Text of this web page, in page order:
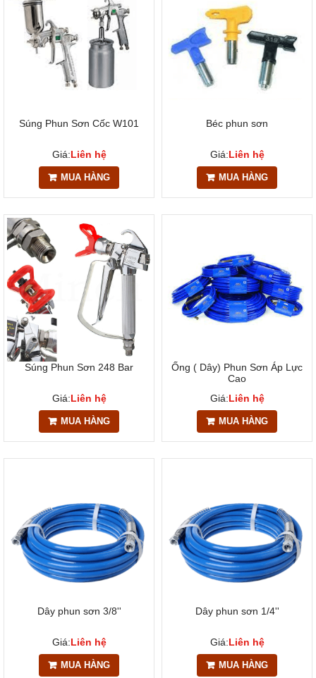
Súng Phun Sơn Cốc W101
Giá:Liên hệ
MUA HÀNG
Béc phun sơn
Giá:Liên hệ
MUA HÀNG
Súng Phun Sơn 248 Bar
Giá:Liên hệ
MUA HÀNG
Ống ( Dây) Phun Sơn Áp Lực
Cao
Giá:Liên hệ
MUA HÀNG
Dây phun sơn 3/8''
Giá:Liên hệ
MUA HÀNG
Dây phun sơn 1/4''
Giá:Liên hệ
MUA HÀNG